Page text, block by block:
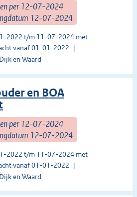
per 12-07-2024
12-07-2024
2022 t/m 11-07-2024 met
vanaf 01-01-2022
en Waard
en BOA
per 12-07-2024
12-07-2024
2022 t/m 11-07-2024 met
vanaf 01-01-2022
en Waard